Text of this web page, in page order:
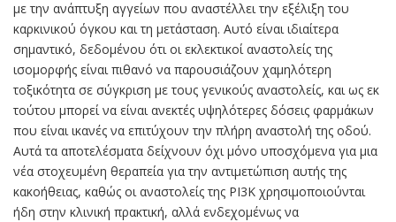
με την ανάπτυξη αγγείων που αναστέλλει την εξέλιξη του
καρκινικού όγκου και τη μετάσταση. Αυτό είναι ιδιαίτερα
σημαντικό, δεδομένου ότι οι εκλεκτικοί αναστολείς της
ισομορφής είναι πιθανό να παρουσιάζουν χαμηλότερη
τοξικότητα σε σύγκριση με τους γενικούς αναστολείς, και ως εκ
τούτου μπορεί να είναι ανεκτές υψηλότερες δόσεις φαρμάκων
που είναι ικανές να επιτύχουν την πλήρη αναστολή της οδού.
Αυτά τα αποτελέσματα δείχνουν όχι μόνο υποσχόμενα για μια
νέα στοχευμένη θεραπεία για την αντιμετώπιση αυτής της
κακοήθειας, καθώς οι αναστολείς της PI3K χρησιμοποιούνται
ήδη στην κλινική πρακτική, αλλά ενδεχομένως να